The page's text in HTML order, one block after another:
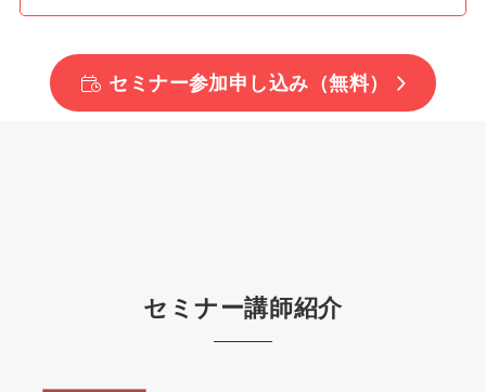
セミナー参加申し込み（無料）
セミナー講師紹介